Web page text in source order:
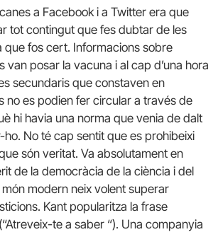
a Facebook i a Twitter era que
tot contingut que fes dubtar de les
que fos cert. Informacions sobre
van posar la vacuna i al cap d’una hora
secundaris que constaven en
no es podien fer circular a través de
hi havia una norma que venia de dalt
No té cap sentit que es prohibeixi
són veritat. Va absolutament en
de la democràcia de la ciència i del
modern neix volent superar
Kant popularitza la frase
te a saber “). Una companyia